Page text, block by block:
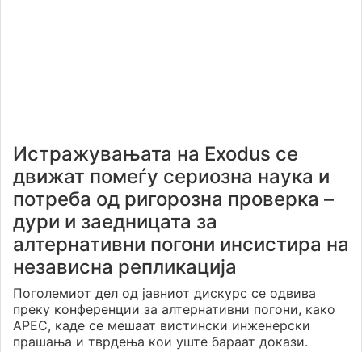
Истражувањата на Exodus се
движат помеѓу сериозна наука и
потреба од ригорозна проверка –
дури и заедницата за
алтернативни погони инсистира на
независна репликација
Поголемиот дел од јавниот дискурс се одвива
преку конференции за алтернативни погони, како
APEC, каде се мешаат вистински инженерски
прашања и тврдења кои уште бараат докази.